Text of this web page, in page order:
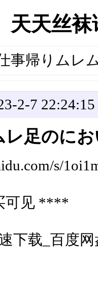
天天丝
事帰りムレ
2-7 22:24:15
足のにお
s/
可见 ****
下载_百度